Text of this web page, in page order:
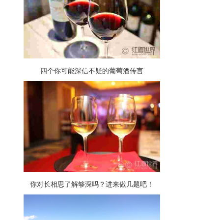
四个你可能深信不疑的葡萄酒传言
你对长相思了解够深吗？进来做几题吧！